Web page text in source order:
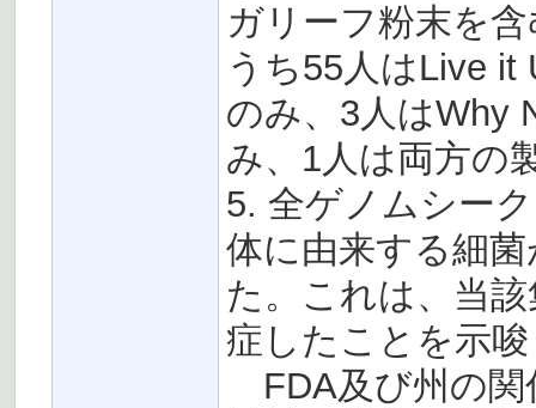
ガリーフ粉末を
うち55人はLive it
のみ、3人はWhy
み、1人は両方の
5. 全ゲノムシー
体に由来する細
た。これは、当
症したことを示
FDA及び州の関